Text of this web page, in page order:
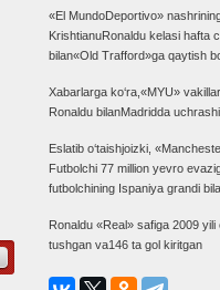
«El MundoDeportivo»
KrishtianuRonaldu kelasi hafta
bilan«Old Trafford»ga qaytish
Xabarlarga ko‘ra,«MYU»
Ronaldu bilanMadridda
Eslatib o‘taishjoizki,
Futbolchi 77 million yevro
futbolchining Ispaniya grandi
Ronaldu «Real» safiga 2009
tushgan va146 ta gol kiritgan